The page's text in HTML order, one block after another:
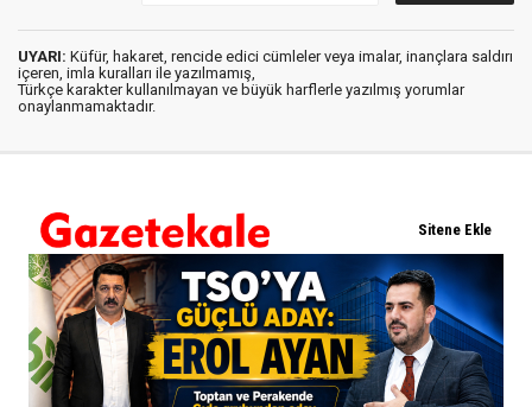
UYARI: Küfür, hakaret, rencide edici cümleler veya imalar, inançlara saldırı
içeren, imla kuralları ile yazılmamış,
Türkçe karakter kullanılmayan ve büyük harflerle yazılmış yorumlar
onaylanmamaktadır.